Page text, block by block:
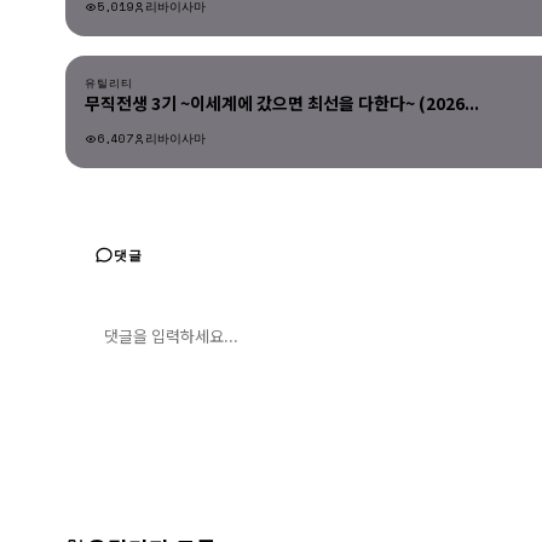
5,019 리바이사마
유틸리티
유틸리티
무직전생 3기 ~이세계에 갔으면 최선을 다한다~ (2026...
6,407 리바이사마
유틸리티
댓글